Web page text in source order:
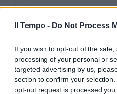
Il Tempo - Do Not Process
If you wish to opt-out of the
processing of your personal or
targeted advertising by us,
section to confirm your
opt-out request is processed
15/10/2005
0 JUVENTUS Chimenti,
Pessotto, Tudor, Kovac,
Zambrotta,
Blasi, Mutu,
Zalayeta), Del Piero.